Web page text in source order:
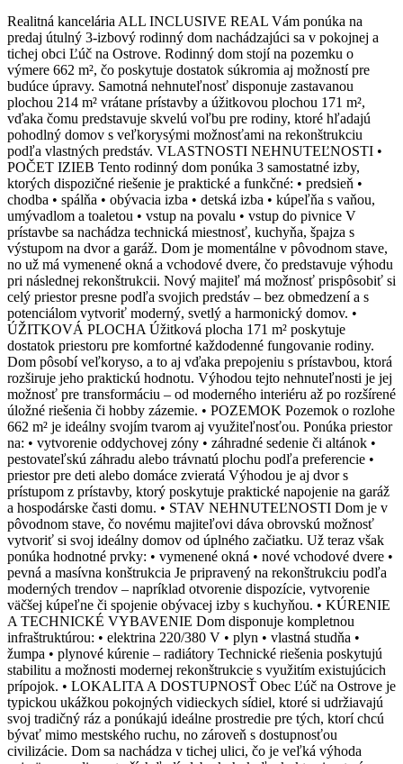
Realitná kancelária ALL INCLUSIVE REAL Vám ponúka na
predaj útulný 3-izbový rodinný dom nachádzajúci sa v pokojnej a
tichej obci Ľúč na Ostrove. Rodinný dom stojí na pozemku o
výmere 662 m², čo poskytuje dostatok súkromia aj možností pre
budúce úpravy. Samotná nehnuteľnosť disponuje zastavanou
plochou 214 m² vrátane prístavby a úžitkovou plochou 171 m²,
vďaka čomu predstavuje skvelú voľbu pre rodiny, ktoré hľadajú
pohodlný domov s veľkorysými možnosťami na rekonštrukciu
podľa vlastných predstáv. VLASTNOSTI NEHNUTEĽNOSTI •
POČET IZIEB Tento rodinný dom ponúka 3 samostatné izby,
ktorých dispozičné riešenie je praktické a funkčné: • predsieň •
chodba • spálňa • obývacia izba • detská izba • kúpeľňa s vaňou,
umývadlom a toaletou • vstup na povalu • vstup do pivnice V
prístavbe sa nachádza technická miestnosť, kuchyňa, špajza s
výstupom na dvor a garáž. Dom je momentálne v pôvodnom stave,
no už má vymenené okná a vchodové dvere, čo predstavuje výhodu
pri následnej rekonštrukcii. Nový majiteľ má možnosť prispôsobiť si
celý priestor presne podľa svojich predstáv – bez obmedzení a s
potenciálom vytvoriť moderný, svetlý a harmonický domov. •
ÚŽITKOVÁ PLOCHA Úžitková plocha 171 m² poskytuje
dostatok priestoru pre komfortné každodenné fungovanie rodiny.
Dom pôsobí veľkoryso, a to aj vďaka prepojeniu s prístavbou, ktorá
rozširuje jeho praktickú hodnotu. Výhodou tejto nehnuteľnosti je jej
možnosť pre transformáciu – od moderného interiéru až po rozšírené
úložné riešenia či hobby zázemie. • POZEMOK Pozemok o rozlohe
662 m² je ideálny svojím tvarom aj využiteľnosťou. Ponúka priestor
na: • vytvorenie oddychovej zóny • záhradné sedenie či altánok •
pestovateľskú záhradu alebo trávnatú plochu podľa preferencie •
priestor pre deti alebo domáce zvieratá Výhodou je aj dvor s
prístupom z prístavby, ktorý poskytuje praktické napojenie na garáž
a hospodárske časti domu. • STAV NEHNUTEĽNOSTI Dom je v
pôvodnom stave, čo novému majiteľovi dáva obrovskú možnosť
vytvoriť si svoj ideálny domov od úplného začiatku. Už teraz však
ponúka hodnotné prvky: • vymenené okná • nové vchodové dvere •
pevná a masívna konštrukcia Je pripravený na rekonštrukciu podľa
moderných trendov – napríklad otvorenie dispozície, vytvorenie
väčšej kúpeľne či spojenie obývacej izby s kuchyňou. • KÚRENIE
A TECHNICKÉ VYBAVENIE Dom disponuje kompletnou
infraštruktúrou: • elektrina 220/380 V • plyn • vlastná studňa •
žumpa • plynové kúrenie – radiátory Technické riešenia poskytujú
stabilitu a možnosti modernej rekonštrukcie s využitím existujúcich
prípojok. • LOKALITA A DOSTUPNOSŤ Obec Ľúč na Ostrove je
typickou ukážkou pokojných vidieckych sídiel, ktoré si udržiavajú
svoj tradičný ráz a ponúkajú ideálne prostredie pre tých, ktorí chcú
bývať mimo mestského ruchu, no zároveň s dostupnosťou
civilizácie. Dom sa nachádza v tichej ulici, čo je veľká výhoda